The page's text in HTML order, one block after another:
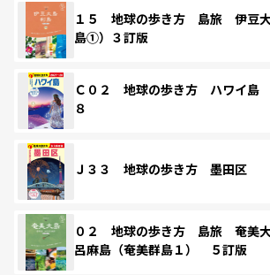
１５ 地球の歩き方 島旅 伊豆
島①）３訂版
Ｃ０２ 地球の歩き方 ハワイ島
８
Ｊ３３ 地球の歩き方 墨田区
０２ 地球の歩き方 島旅 奄美
呂麻島（奄美群島１） ５訂版